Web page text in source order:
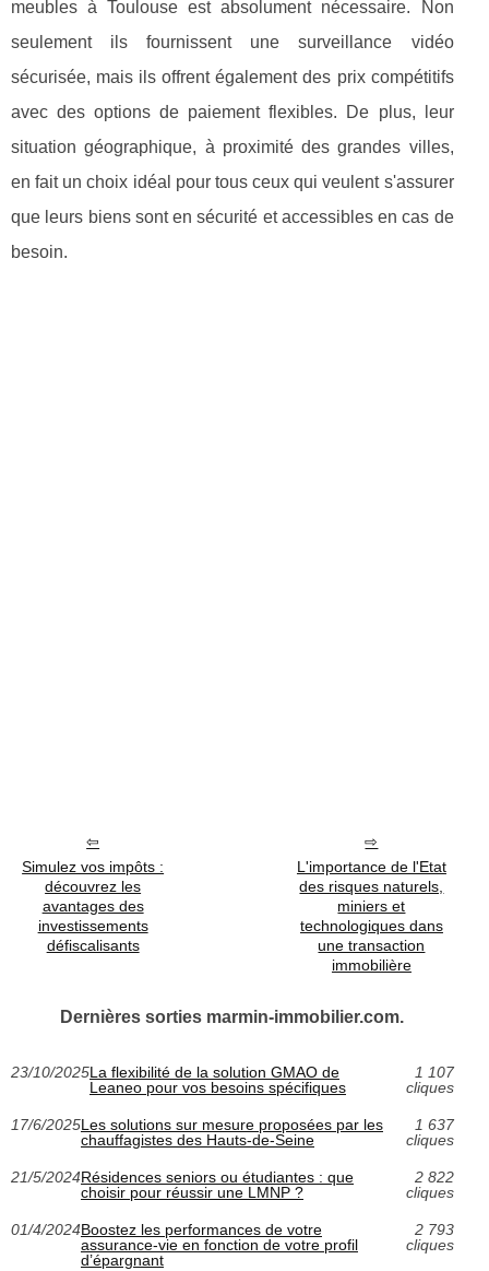
meubles à Toulouse est absolument nécessaire. Non
seulement ils fournissent une surveillance vidéo
sécurisée, mais ils offrent également des prix compétitifs
avec des options de paiement flexibles. De plus, leur
situation géographique, à proximité des grandes villes,
en fait un choix idéal pour tous ceux qui veulent s'assurer
que leurs biens sont en sécurité et accessibles en cas de
besoin.
Simulez vos impôts :
découvrez les
avantages des
investissements
défiscalisants
L'importance de l'Etat
des risques naturels,
miniers et
technologiques dans
une transaction
immobilière
Dernières sorties marmin-immobilier.com.
23/10/2025La flexibilité de la solution GMAO de
Leaneo pour vos besoins spécifiques
1 107
cliques
17/6/2025Les solutions sur mesure proposées par les
chauffagistes des Hauts-de-Seine
1 637
cliques
21/5/2024Résidences seniors ou étudiantes : que
choisir pour réussir une LMNP ?
2 822
cliques
01/4/2024Boostez les performances de votre
assurance-vie en fonction de votre profil
d’épargnant
2 793
cliques